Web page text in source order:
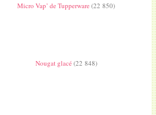
Micro Vap’ de Tupperware(22 850)
Nougat glacé(22 848)